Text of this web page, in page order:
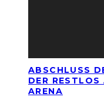
ABSCHLUSS
DER
ARENA